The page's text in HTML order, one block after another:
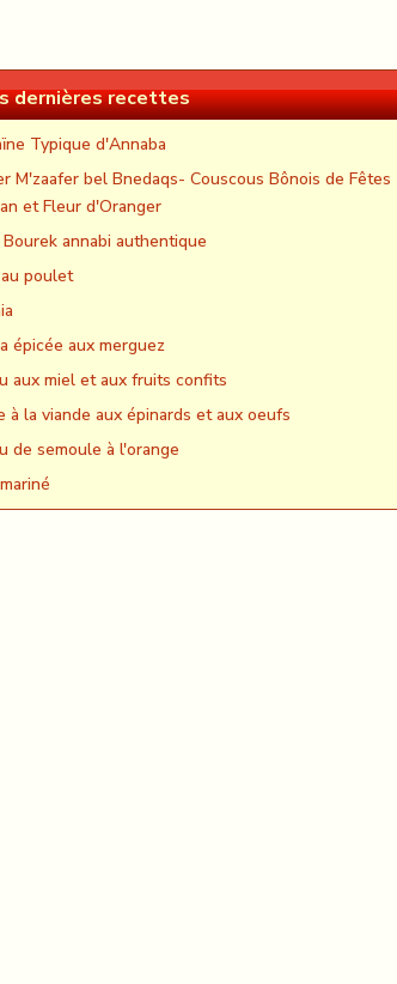
dernières recettes
Typique d'Annaba
M'zaafer bel Bnedaqs- Couscous Bônois de Fêtes
et Fleur d'Oranger
annabi authentique
poulet
épicée aux merguez
aux miel et aux fruits confits
à la viande aux épinards et aux oeufs
de semoule à l'orange